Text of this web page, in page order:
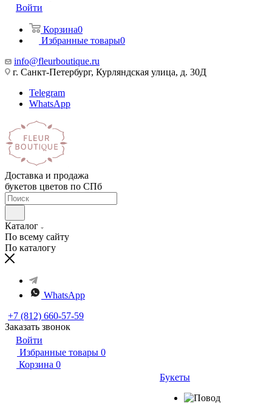
Войти
Корзина0
Избранные товары0
info@fleurboutique.ru
г. Санкт-Петербург, Курляндская улица, д. 30Д
Telegram
WhatsApp
Доставка и продажа
букетов цветов по СПб
Каталог
По всему сайту
По каталогу
WhatsApp
+7 (812) 660-57-59
Заказать звонок
Войти
Избранные товары 0
Корзина 0
Букеты